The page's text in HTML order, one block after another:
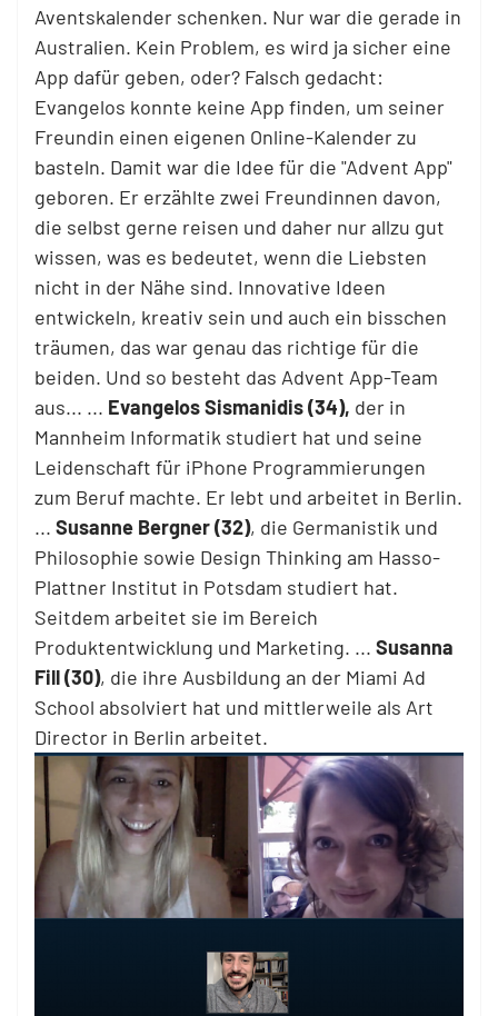
Aventskalender schenken. Nur war die gerade in
Australien. Kein Problem, es wird ja sicher eine
App dafür geben, oder? Falsch gedacht:
Evangelos konnte keine App finden, um seiner
Freundin einen eigenen Online-Kalender zu
basteln. Damit war die Idee für die "Advent App"
geboren. Er erzählte zwei Freundinnen davon,
die selbst gerne reisen und daher nur allzu gut
wissen, was es bedeutet, wenn die Liebsten
nicht in der Nähe sind. Innovative Ideen
entwickeln, kreativ sein und auch ein bisschen
träumen, das war genau das richtige für die
beiden. Und so besteht das Advent App-Team
aus... ... Evangelos Sismanidis (34), der in
Mannheim Informatik studiert hat und seine
Leidenschaft für iPhone Programmierungen
zum Beruf machte. Er lebt und arbeitet in Berlin.
... Susanne Bergner (32), die Germanistik und
Philosophie sowie Design Thinking am Hasso-
Plattner Institut in Potsdam studiert hat.
Seitdem arbeitet sie im Bereich
Produktentwicklung und Marketing. ... Susanna
Fill (30), die ihre Ausbildung an der Miami Ad
School absolviert hat und mittlerweile als Art
Director in Berlin arbeitet.